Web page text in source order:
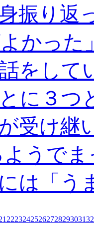
振り返
かっ
をして
に３つ
受け継
うで
には「
2223242526272829303132